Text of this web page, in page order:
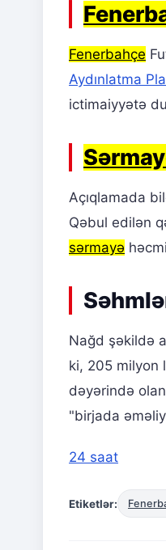
Fenerbahçe
Aydınlatma
ictimaiyyətə
Açıqlamada
Qəbul edilən
sərmayə
Nağd şəkildə
ki, 205 milyon
dəyərində olan
"birjada
24 saat
Etiketlər: